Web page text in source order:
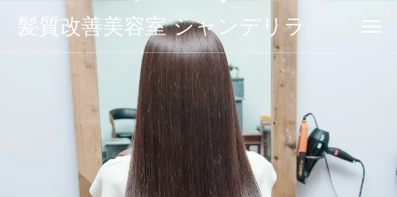
髪質改善美容室 シャンデリラ